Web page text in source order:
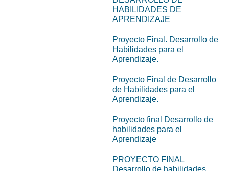
HABILIDADES DE
APRENDIZAJE
Proyecto Final. Desarrollo de
Habilidades para el
Aprendizaje.
Proyecto Final de Desarrollo
de Habilidades para el
Aprendizaje.
Proyecto final Desarrollo de
habilidades para el
Aprendizaje
PROYECTO FINAL
Desarrollo de habilidades